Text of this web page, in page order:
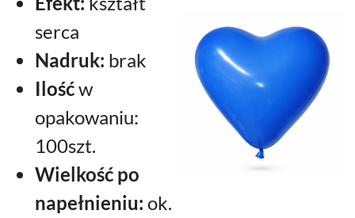
serca
Nadruk: brak
Ilośćw
opakowaniu:
100szt.
Wielkość po
napełnieniu: ok.